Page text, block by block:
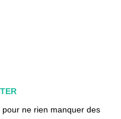
ne rien manquer des